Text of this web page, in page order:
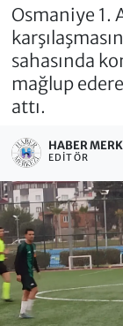
Osmaniye 1.
sahasında
mağlup
attı.
HABER
EDITÖR